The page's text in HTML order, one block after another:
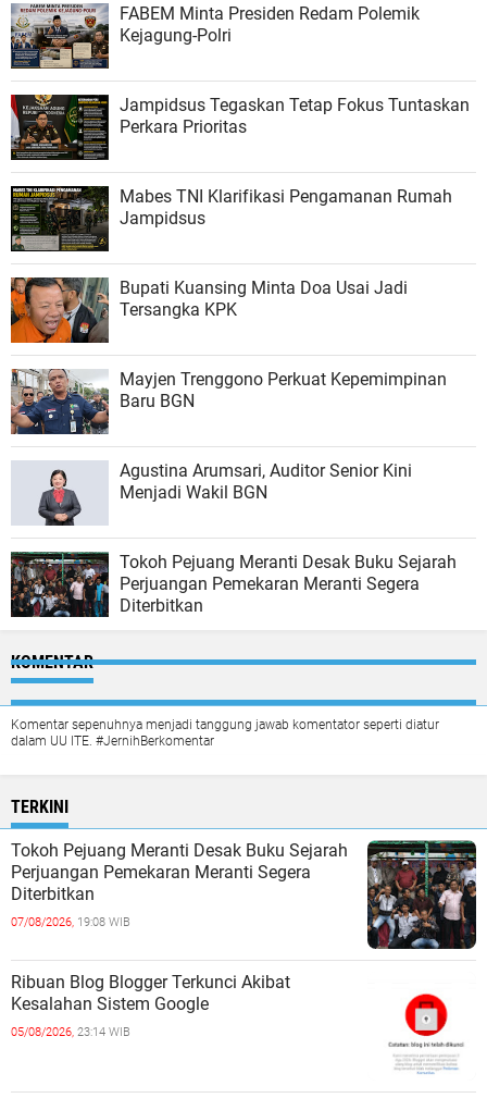
FABEM Minta Presiden Redam Polemik
Kejagung-Polri
Jampidsus Tegaskan Tetap Fokus Tuntaskan
Perkara Prioritas
Mabes TNI Klarifikasi Pengamanan Rumah
Jampidsus
Bupati Kuansing Minta Doa Usai Jadi
Tersangka KPK
Mayjen Trenggono Perkuat Kepemimpinan
Baru BGN
Agustina Arumsari, Auditor Senior Kini
Menjadi Wakil BGN
Tokoh Pejuang Meranti Desak Buku Sejarah
Perjuangan Pemekaran Meranti Segera
Diterbitkan
KOMENTAR
Komentar sepenuhnya menjadi tanggung jawab komentator seperti diatur
dalam UU ITE. #JernihBerkomentar
TERKINI
Tokoh Pejuang Meranti Desak Buku Sejarah
Perjuangan Pemekaran Meranti Segera
Diterbitkan
07/08/2026, 19:08 WIB
Ribuan Blog Blogger Terkunci Akibat
Kesalahan Sistem Google
05/08/2026, 23:14 WIB